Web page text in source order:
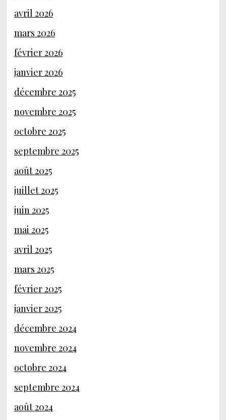
avril 2026
mars 2026
février 2026
janvier 2026
décembre 2025
novembre 2025
octobre 2025
septembre 2025
août 2025
juillet 2025
juin 2025
mai 2025
avril 2025
mars 2025
février 2025
janvier 2025
décembre 2024
novembre 2024
octobre 2024
septembre 2024
août 2024